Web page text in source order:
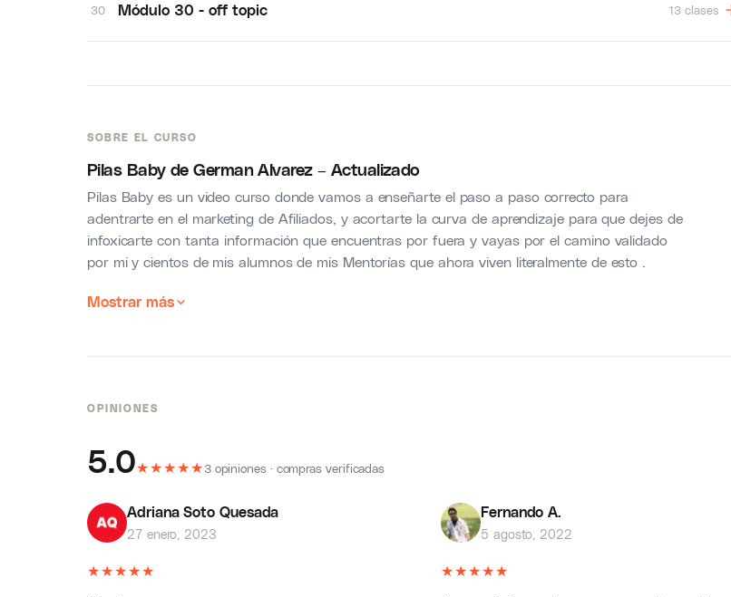
SOBRE EL CURSO
Pilas Baby de German Alvarez – Actualizado
Pilas Baby es un video curso donde vamos a enseñarte el paso a paso correcto para
adentrarte en el marketing de Afiliados, y acortarte la curva de aprendizaje para que dejes de
infoxicarte con tanta información que encuentras por fuera y vayas por el camino validado
por mi y cientos de mis alumnos de mis Mentorías que ahora viven literalmente de esto .
Mostrar más
30 Módulo 30 - off topic 13 clases
OPINIONES
5.0★★★★★3 opiniones · compras verificadas
Adriana Soto Quesada
27 enero, 2023
★★★★★
Fernando A.
5 agosto, 2022
★★★★★